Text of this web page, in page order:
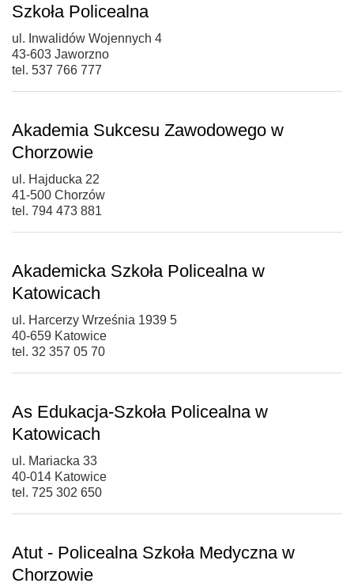
Szkoła Policealna
ul. Inwalidów Wojennych 4
43-603 Jaworzno
tel. 537 766 777
Akademia Sukcesu Zawodowego w
Chorzowie
ul. Hajducka 22
41-500 Chorzów
tel. 794 473 881
Akademicka Szkoła Policealna w
Katowicach
ul. Harcerzy Września 1939 5
40-659 Katowice
tel. 32 357 05 70
As Edukacja-Szkoła Policealna w
Katowicach
ul. Mariacka 33
40-014 Katowice
tel. 725 302 650
Atut - Policealna Szkoła Medyczna w
Chorzowie